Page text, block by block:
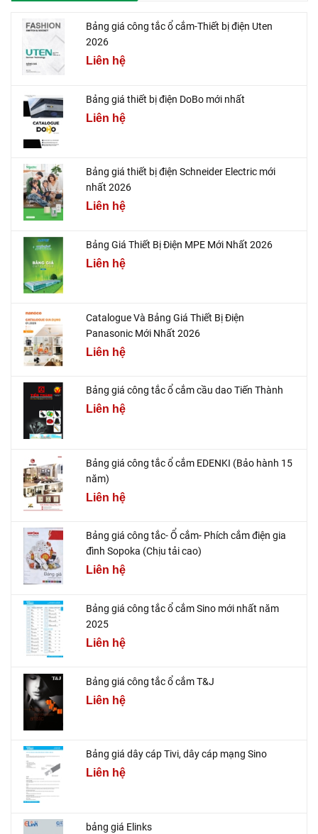
Bảng giá công tắc ổ cắm-Thiết bị điện Uten
2026
Liên hệ
Bảng giá thiết bị điện DoBo mới nhất
Liên hệ
Bảng giá thiết bị điện Schneider Electric mới
nhất 2026
Liên hệ
Bảng Giá Thiết Bị Điện MPE Mới Nhất 2026
Liên hệ
Catalogue Và Bảng Giá Thiết Bị Điện
Panasonic Mới Nhất 2026
Liên hệ
Bảng giá công tắc ổ cắm cầu dao Tiến Thành
Liên hệ
Bảng giá công tắc ổ cắm EDENKI (Bảo hành 15
năm)
Liên hệ
Bảng giá công tắc- Ổ cắm- Phích cắm điện gia
đình Sopoka (Chịu tải cao)
Liên hệ
Bảng giá công tắc ổ cắm Sino mới nhất năm
2025
Liên hệ
Bảng giá công tắc ổ cắm T&J
Liên hệ
Bảng giá dây cáp Tivi, dây cáp mạng Sino
Liên hệ
bảng giá Elinks